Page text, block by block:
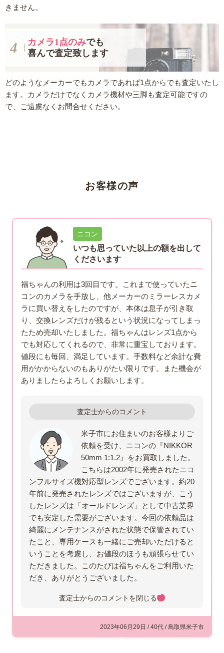
きません。
カメラ1点のみでも
喜んで査定致します
どのようなメーカーでもカメラであれば1点からでも査定いたし
ます。カメラだけでなくカメラ機材や三脚も査定可能ですの
で、ご遠慮なくお問合せください。
お客様の声
ニコン
いつも思っていた以上の額を出して
くださいます
福ちゃんの利用は3回目です。これまで使っていたニ
コンのカメラを手放し、他メーカーのミラーレスカメ
ラに買い替えをしたのですが、本体は息子が引き取
り、交換レンズだけが残るという状況になってしまっ
たため売却いたしました。福ちゃんはレンズ1点から
でも対応してくれるので、非常に重宝しております。
値段にも毎回、満足しています。手数料など余計な費
用がかからないのもありがたい限りです。また機会が
ありましたらよろしくお願いします。
査定士からのコメント
米子市にお住まいのお客様よりご
依頼を受け、ニコンの『NIKKOR
50mm 1:1.2』をお買取しました。
こちらは2002年に発売されたニコ
ンフルサイズ機対応型レンズでございます。約20
年前に発売されたレンズではございますが、こう
したレンズは「オールドレンズ」として中古業界
でも安定した需要がございます。今回の依頼品は
綺麗にメンテナンスがされた状態で保管されてい
たこと、専用ケースも一緒にご売却いただけると
いうことを考慮し、お値段のほうも頑張らせてい
ただきました。このたびは福ちゃんをご利用いた
だき、ありがとうございました。
査定士からのコメントを閉じる
2023年06月29日 / 40代 / 鳥取県米子市